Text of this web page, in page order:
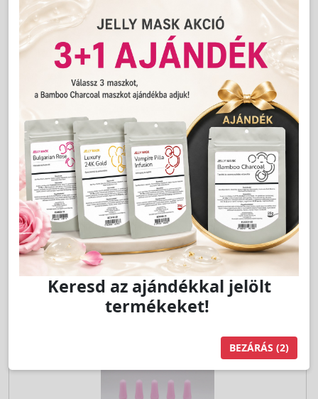
Cikkszám:14
Éjszakai ampulla vegán 3ml - Santana
1 019 Ft
Jutalom:20 pont
Kedvencnek jelöl
db Kosárba
Keresd az ajándékkal jelölt
termékeket!
BEZÁRÁS (1)